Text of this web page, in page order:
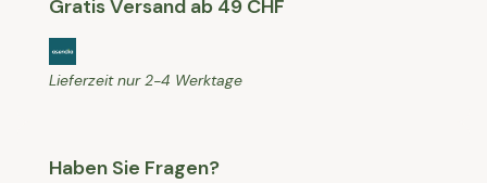
Gratis Versand ab 49 CHF
Lieferzeit nur 2-4 Werktage
Haben Sie Fragen?